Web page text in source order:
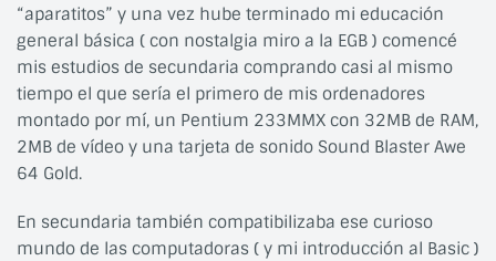
“aparatitos” y una vez hube terminado mi educación
general básica ( con nostalgia miro a la EGB ) comencé
mis estudios de secundaria comprando casi al mismo
tiempo el que sería el primero de mis ordenadores
montado por mí, un Pentium 233MMX con 32MB de RAM,
2MB de vídeo y una tarjeta de sonido Sound Blaster Awe
64 Gold.
En secundaria también compatibilizaba ese curioso
mundo de las computadoras ( y mi introducción al Basic )